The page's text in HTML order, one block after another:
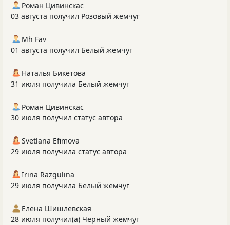
Роман Цивинскас
03 августа получил Розовый жемчуг
Mh Fav
01 августа получил Белый жемчуг
Наталья Бикетова
31 июля получила Белый жемчуг
Роман Цивинскас
30 июля получил статус автора
Svetlana Efimova
29 июля получила статус автора
Irina Razgulina
29 июля получила Белый жемчуг
Елена Шишлевская
28 июля получил(а) Черный жемчуг